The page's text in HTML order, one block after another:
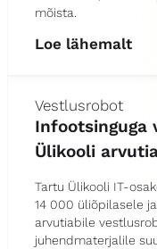
mõista.
Loe lähemalt
Vestlusrobot
Infootsinguga
Ülikooli
Tartu Ülikooli IT-
14 000 üliõpilasele
arvutiabile
juhendmaterjalile